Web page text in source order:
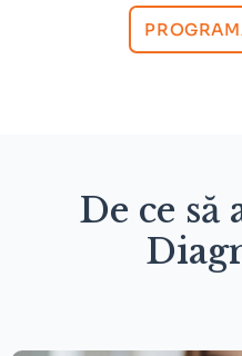
De ce să